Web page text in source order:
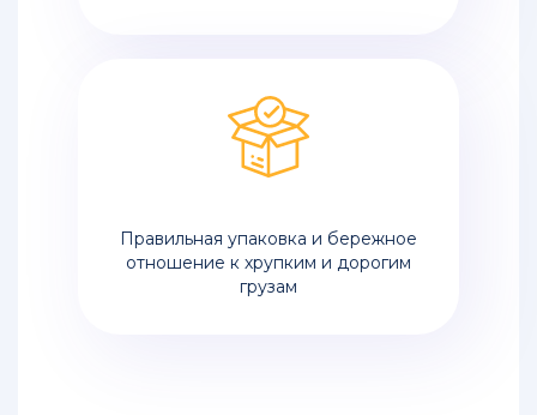
Правильная упаковка и бережное
отношение к хрупким и дорогим
грузам